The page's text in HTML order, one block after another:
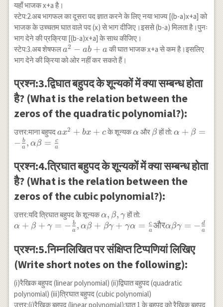
यहाँ भाजक x+a है।
स्टेप:2.अब भागफल का दूसरा पद ज्ञात करने के लिए नया भाज्य [(b-a)x+a] को
भाजक के उच्चतम घात वाले पद (x) से भाग दीजिए।इससे (b-a) मिलता है।पुनः
भाग देने की प्रक्रिया [(b-a)x+a] के साथ कीजिए।
स्टेप:3.अब शेषफलa^{2}-
ab+a
a2 − ab + a की घात भाजक x+a से कम है।इसलिए
भाग देने की क्रिया को ओर नहीं कर सकते हैं।
प्रश्न:3.द्विघात बहुपद के शून्यकों में क्या सम्बन्ध होता
है? (What is the relation between the
zeros of the quadratic polynomial?):
उत्तर:माना बहुपदax^{2}+bx+c
ax2 + bx + cके शून्यक\alpha
α और \beta
β हों तो: α + β =
− a
b , αβ = a
c
प्रश्न:4.त्रिघात बहुपद के शून्यकों में क्या सम्बन्ध होता
है? (What is the relation between the
zeros of the cubic polynomial?):
उत्तर:यदि त्रिघात बहुपद के शून्यक\alpha,
\beta,
α, β, γहों तो:
\alpha+\beta+\gamma=-
\beta+\beta
\gamma+\gamma
\alpha=\frac{c}{a} और
\alpha \beta \gamma=-
\frac{d}{a}
α + β + γ = − a
b , αβ + βγ + γα = a
c औरαβγ = − a
d
प्रश्न:5.निम्नलिखित पर संक्षिप्त टिप्पणियां लिखिए
(Write short notes on the following):
(i)रैखिक बहुपद (linear polynomial) (ii)द्विघात बहुपद (quadratic
polynomial) (iii)त्रिघात बहुपद (cubic polynomial)
उत्तर:(i)रैखिक बहुपद (linear polynomial):घात 1 के बहुपद को रैखिक बहुपद